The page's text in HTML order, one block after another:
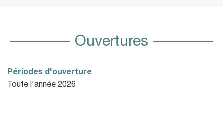
Ouvertures
Périodes d'ouverture
Toute l'année 2026